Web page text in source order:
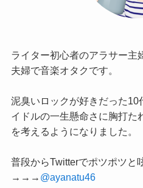
ライター初心者のアラサー主
夫婦で音楽オタクです。
泥臭いロックが好きだった10
イドルの一生懸命さに胸打た
を考えるようになりました。
普段からTwitterでポツポツと
→→→ @ayanatu46